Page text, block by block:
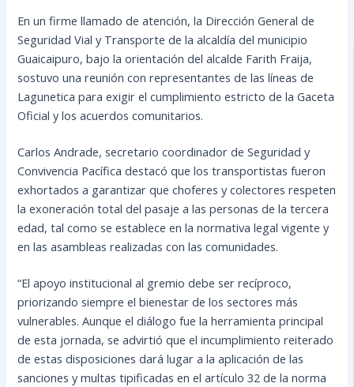
En un firme llamado de atención, la Dirección General de
Seguridad Vial y Transporte de la alcaldía del municipio
Guaicaipuro, bajo la orientación del alcalde Farith Fraija,
sostuvo una reunión con representantes de las líneas de
Lagunetica para exigir el cumplimiento estricto de la Gaceta
Oficial y los acuerdos comunitarios.
Carlos Andrade, secretario coordinador de Seguridad y
Convivencia Pacífica destacó que los transportistas fueron
exhortados a garantizar que choferes y colectores respeten
la exoneración total del pasaje a las personas de la tercera
edad, tal como se establece en la normativa legal vigente y
en las asambleas realizadas con las comunidades.
“El apoyo institucional al gremio debe ser recíproco,
priorizando siempre el bienestar de los sectores más
vulnerables. Aunque el diálogo fue la herramienta principal
de esta jornada, se advirtió que el incumplimiento reiterado
de estas disposiciones dará lugar a la aplicación de las
sanciones y multas tipificadas en el artículo 32 de la norma